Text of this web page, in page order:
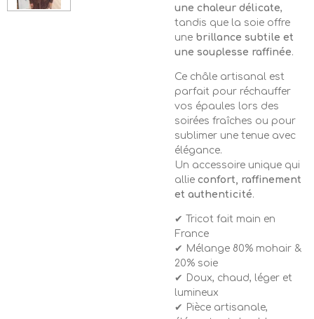
une chaleur délicate,
tandis que la soie offre
une brillance subtile et
une souplesse raffinée.
Ce châle artisanal est
parfait pour réchauffer
vos épaules lors des
soirées fraîches ou pour
sublimer une tenue avec
élégance.
Un accessoire unique qui
allie confort, raffinement
et authenticité.
✔ Tricot fait main en
France
✔ Mélange 80% mohair &
20% soie
✔ Doux, chaud, léger et
lumineux
✔ Pièce artisanale,